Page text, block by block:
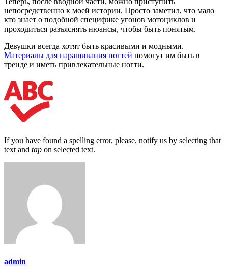
непосредственно к моей истории. Просто заметил, что мало
кто знает о подобной специфике угонов мотоциклов и
проходиться разъяснять нюансы, чтобы быть понятым.
Девушки всегда хотят быть красивыми и модными.
Материалы для наращивания ногтей помогут им быть в
тренде и иметь привлекательные ногти.
If you have found a spelling error, please, notify us by selecting that
text and tap on selected text.
admin